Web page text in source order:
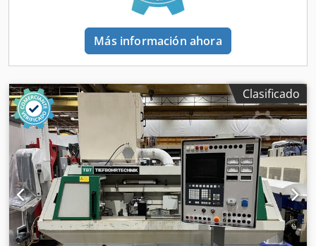
Más información ahora
Clasificado